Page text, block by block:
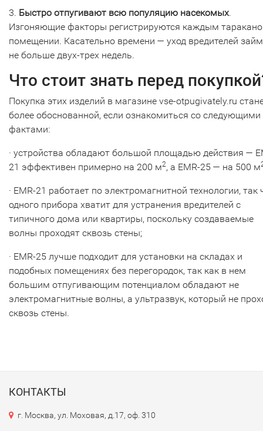
3. Быстро отпугивают всю популяцию насекомых.
Изгоняющие факторы регистрируются каждым
помещении. Касательно времени — уход вредителей
не больше двух-трех недель.
Что стоит знать перед
Покупка этих изделий в магазине vse-otpugivately.ru
более обоснованной, если ознакомиться со следующими
фактами:
· устройства обладают большой площадью действия —
21 эффективен примерно на 200 м2, а EMR-25 — на 500 м
· EMR-21 работает по электромагнитной технологии, так
одного прибора хватит для устранения вредителей с
типичного дома или квартиры, поскольку создаваемые
волны проходят сквозь стены;
· EMR-25 лучше подходит для установки на складах и
подобных помещениях без перегородок, так как в нем
большим отпугивающим потенциалом обладают не
электромагнитные волны, а ультразвук, который не
сквозь стены.
КОНТАКТЫ
г. Москва, ул. Моховая, д.17, оф. 310